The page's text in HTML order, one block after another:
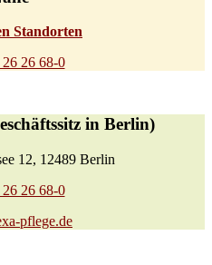
Standorten
26 68-0
in Berlin)
12, 12489 Berlin
26 68-0
pflege.de